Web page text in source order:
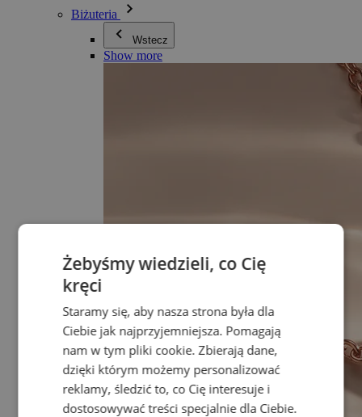
Biżuteria
Wstecz
Show more
Żebyśmy wiedzieli, co Cię
kręci
Staramy się, aby nasza strona była dla
Ciebie jak najprzyjemniejsza. Pomagają
nam w tym pliki cookie. Zbierają dane,
dzięki którym możemy personalizować
reklamy, śledzić to, co Cię interesuje i
dostosowywać treści specjalnie dla Ciebie.